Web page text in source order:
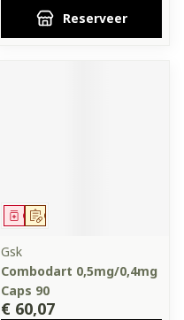
Reserveer
Op voorschrift
Geneesmiddel
Gsk
Combodart 0,5mg/0,4mg
Caps 90
€ 60,07